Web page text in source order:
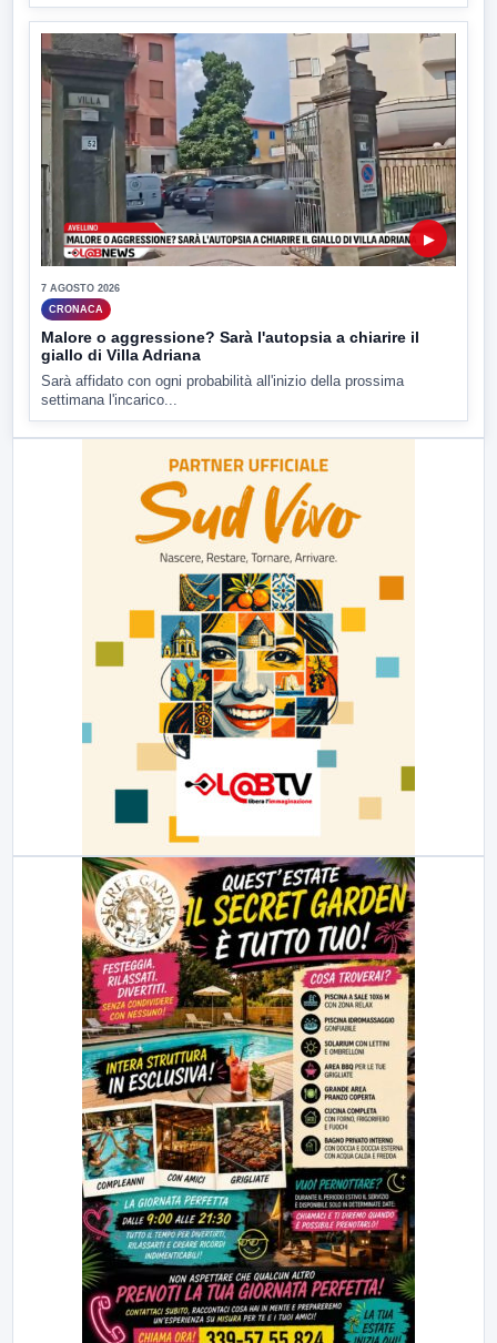
▶
7 AGOSTO 2026
CRONACA
Malore o aggressione? Sarà l'autopsia a chiarire il
giallo di Villa Adriana
Sarà affidato con ogni probabilità all'inizio della prossima
settimana l'incarico...